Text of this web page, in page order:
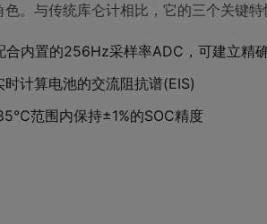
。与传统库仑计相比，它的三个关键
合内置的256Hz采样率ADC，可建立精
计算电池的交流阻抗谱(EIS)
范围内保持±1%的SOC精度